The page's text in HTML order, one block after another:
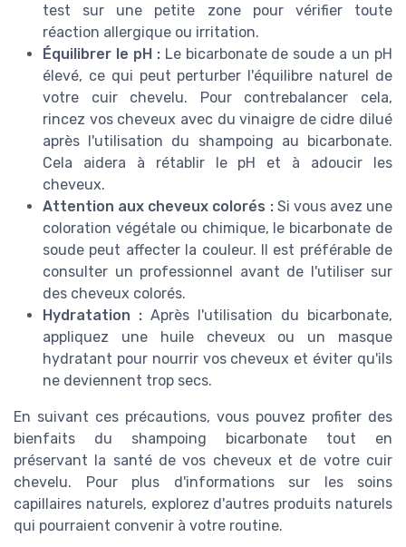
test sur une petite zone pour vérifier toute
réaction allergique ou irritation.
Équilibrer le pH :Le bicarbonate de soude a un pH
élevé, ce qui peut perturber l'équilibre naturel de
votre cuir chevelu. Pour contrebalancer cela,
rincez vos cheveux avec du vinaigre de cidre dilué
après l'utilisation du shampoing au bicarbonate.
Cela aidera à rétablir le pH et à adoucir les
cheveux.
Attention aux cheveux colorés :Si vous avez une
coloration végétale ou chimique, le bicarbonate de
soude peut affecter la couleur. Il est préférable de
consulter un professionnel avant de l'utiliser sur
des cheveux colorés.
Hydratation : Après l'utilisation du bicarbonate,
appliquez une huile cheveux ou un masque
hydratant pour nourrir vos cheveux et éviter qu'ils
ne deviennent trop secs.
En suivant ces précautions, vous pouvez profiter des
bienfaits du shampoing bicarbonate tout en
préservant la santé de vos cheveux et de votre cuir
chevelu. Pour plus d'informations sur les soins
capillaires naturels, explorez d'autres produits naturels
qui pourraient convenir à votre routine.